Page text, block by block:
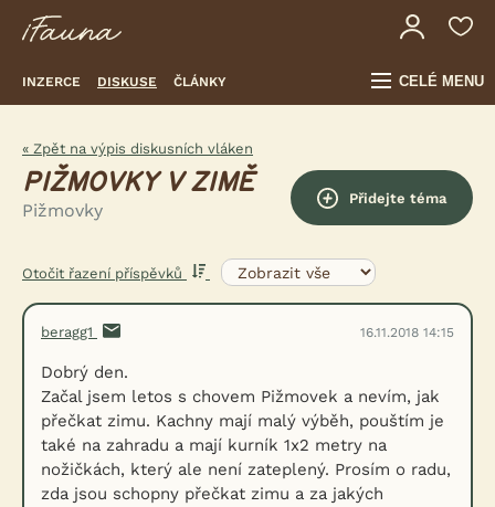
INZERCE DISKUSE ČLÁNKY CELÉ MENU
« Zpět na výpis diskusních vláken
PIŽMOVKY V ZIMĚ
Pižmovky
Přidejte téma
Otočit řazení příspěvků
beragg1 16.11.2018 14:15
Dobrý den.
Začal jsem letos s chovem Pižmovek a nevím, jak
přečkat zimu. Kachny mají malý výběh, pouštím je
také na zahradu a mají kurník 1x2 metry na
nožičkách, který ale není zateplený. Prosím o radu,
zda jsou schopny přečkat zimu a za jakých